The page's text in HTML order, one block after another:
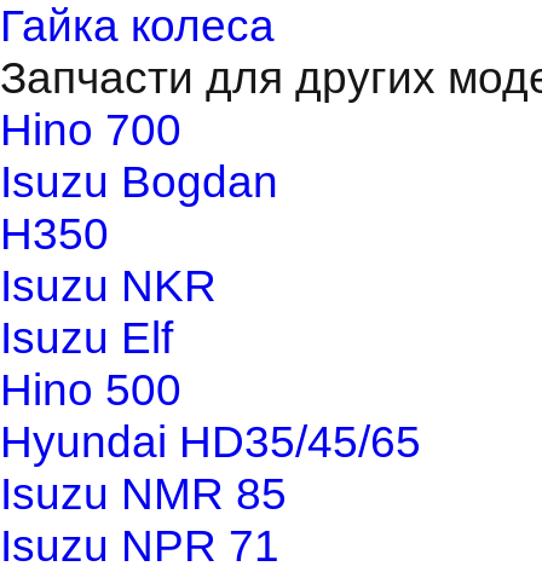
Гайка колеса
Запчасти для других
Hino 700
Isuzu Bogdan
H350
Isuzu NKR
Isuzu Elf
Hino 500
Hyundai HD35/45/65
Isuzu NMR 85
Isuzu NPR 71